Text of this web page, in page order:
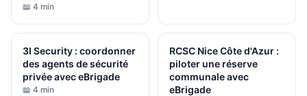
📖 4 min
3I Security : coordonner
des agents de sécurité
privée avec eBrigade
📖 4 min
RCSC Nice Côte d'Azur :
piloter une réserve
communale avec
eBrigade